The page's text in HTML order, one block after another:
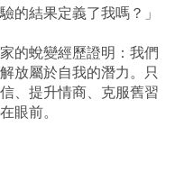
的結果定義了我嗎？」
的蛻變經歷證明：我們
放屬於自我的潛力。只
、提升情商、克服舊習
前。